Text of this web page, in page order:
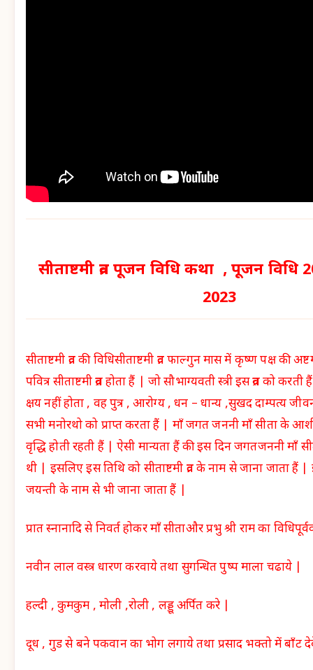
सीताष्टमी व्रत पूजन विधि कथा , पूजन विधि
2023
सीताष्टमी व्रत की विधिसीताष्टमी व्रत फाल्गुन मास में कृष्ण पक्ष की
पवित्र सीताष्टमी व्रत होता हैं | जो सौभाग्यवती स्त्री इस व्रत को
क्षय नहीं होता , वह पुत्र , आरोग्य , धन – धान्य ,सुखद दाम्पत्य
सभी मनोरथो को प्राप्त करता हैं | माँ जगत जननी माँ सीता के
वृद्धि होती रहती हैं | ऐसी मान्यता हैं की इस दिन जगतजननी माँ
थी | इसलिए इस तिथि को सीताष्टमी व्रत के नाम से जाना जाता हैं
जयन्ती के नाम से भी जाना जाता हैं |
प्रात स्नानादि से निवर्त होकर माँ सीताऔर प्रभु श्री राम का
नवीन लाल वस्त्र धारण करवाये तथा सुगन्धित पुष्प माला चढाये |
हल्दी , कुमकुम , मोली ,रोली , लड्डू अर्पित करे |
दूध , गुड से बने पकवान का भोग लगाये तथा प्रसाद भक्तो में बाँट